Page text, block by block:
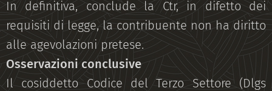
In definitiva, conclude la Ctr, in difetto dei
requisiti di legge, la contribuente non ha diritto
alle agevolazioni pretese.
Osservazioni conclusive
Il cosiddetto Codice del Terzo Settore (Dlgs